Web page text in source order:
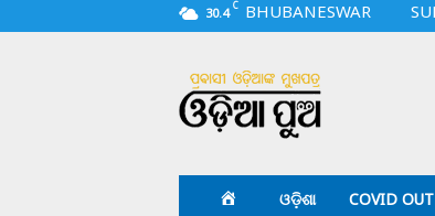
30.4 C BHUBANESWAR
i
a
ଓଡ଼ିଶା COVID